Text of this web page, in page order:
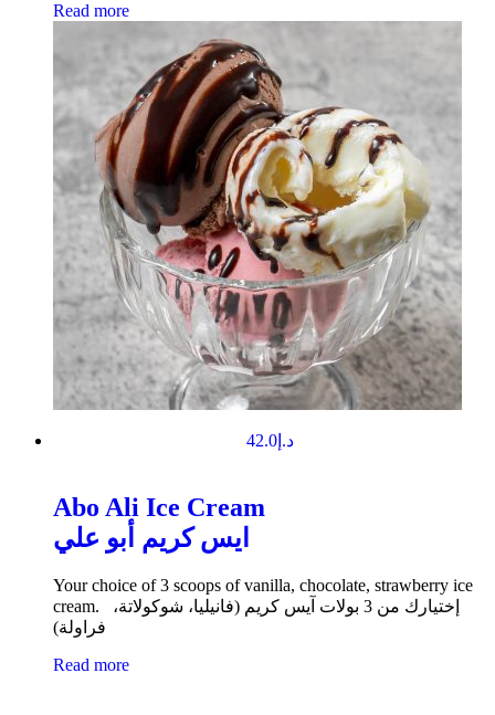
Read more
د.إ42.0
Abo Ali Ice Cream
ايس كريم أبو علي
Your choice of 3 scoops of vanilla, chocolate, strawberry ice
cream. إختيارك من 3 بولات آيس كريم (فانيليا، شوكولاتة،
فراولة)
Read more